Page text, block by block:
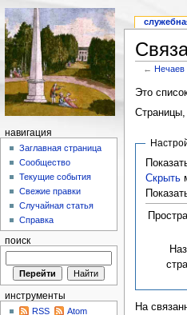
←Нечаев
Это
Скрыть
На
навигация
Заглавная страница
Сообщество
Текущие события
Свежие правки
Случайная статья
Справка
поиск
инструменты
RSS
Atom